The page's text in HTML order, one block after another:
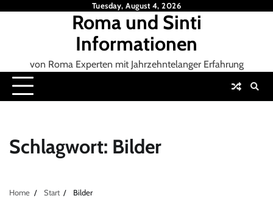
Tuesday, August 4, 2026
Roma und Sinti
Informationen
von Roma Experten mit Jahrzehntelanger Erfahrung
Schlagwort: Bilder
Home Start Bilder